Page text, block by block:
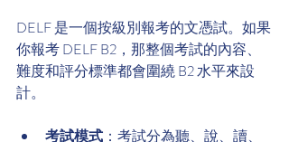
DELF 是一個按級別報考的文憑試。如果
你報考 DELF B2，那整個考試的內容、
難度和評分標準都會圍繞 B2 水平來設
計。
考試模式 ：考試分為聽、說、讀、